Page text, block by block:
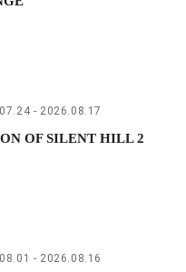
2026.08.17
OF SILENT HILL 2
2026.08.16